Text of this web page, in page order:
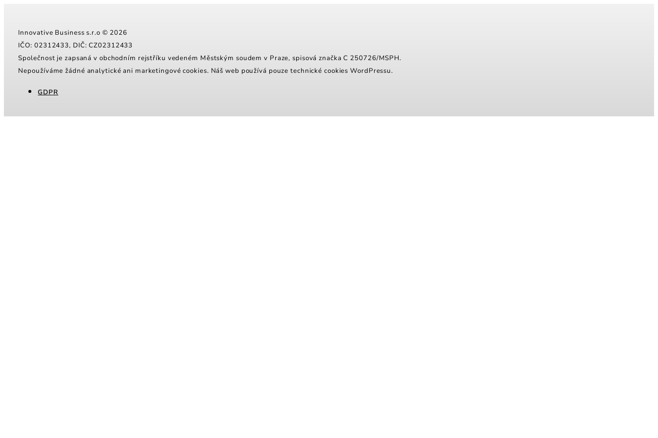
Innovative Business s.r.o © 2026
IČO: 02312433, DIČ: CZ02312433
Společnost je zapsaná v obchodním rejstříku vedeném Městským soudem v Praze, spisová značka C 250726/MSPH.
Nepoužíváme žádné analytické ani marketingové cookies. Náš web používá pouze technické cookies WordPressu.
GDPR